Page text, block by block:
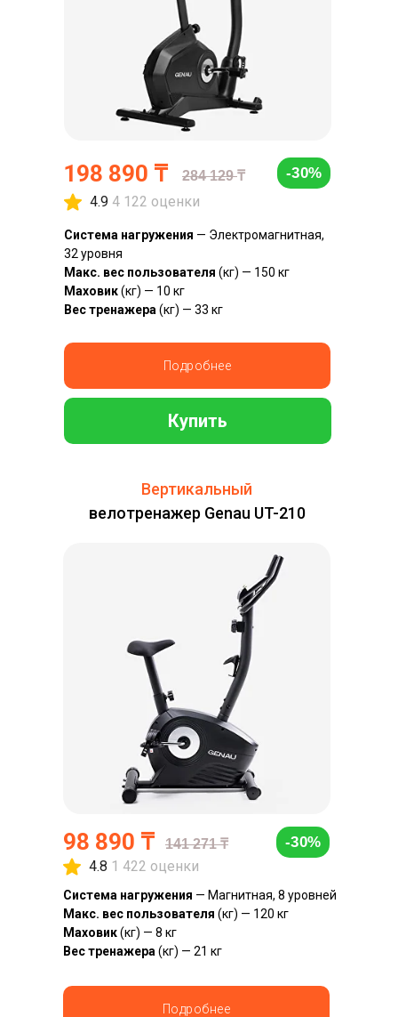
198 890 ₸
Подробнее
284 129₸
Система нагружения — Электромагнитная,
32 уровня
Макс. вес пользователя (кг) — 150 кг
Маховик(кг) — 10 кг
Вес тренажера (кг) — 33 кг
4.9 4 122 оценки
-30%
Купить
98 890 ₸
Подробнее
Вертикальный
велотренажер Genau UT-210
141 271 ₸ -30%
Система нагружения — Магнитная, 8 уровней
Макс. вес пользователя (кг) — 120 кг
Маховик(кг) — 8 кг
Вес тренажера (кг) — 21 кг
4.8 1 422 оценки